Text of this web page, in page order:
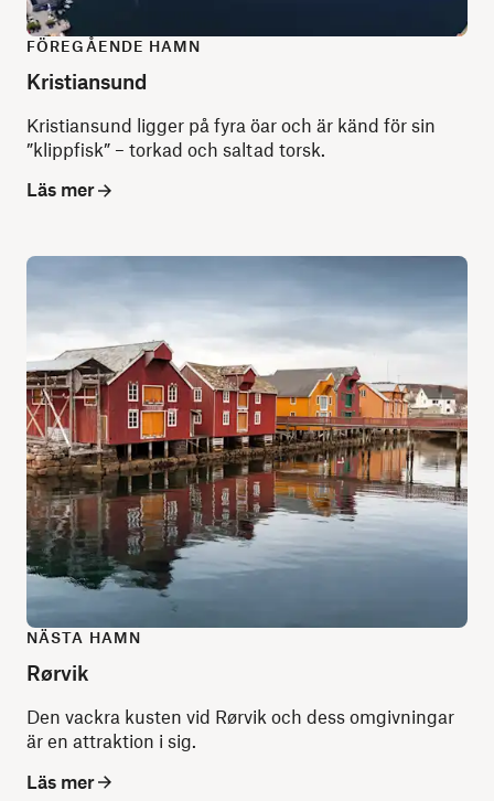
FÖREGÅENDE HAMN
Kristiansund
Kristiansund ligger på fyra öar och är känd för sin
”klippfisk” – torkad och saltad torsk.
Läs mer
NÄSTA HAMN
Rørvik
Den vackra kusten vid Rørvik och dess omgivningar
är en attraktion i sig.
Läs mer